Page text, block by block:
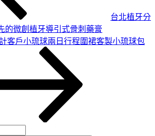
台北植牙分
的微創植牙導引式骨刺藥膏
客戶小琉球兩日行程圍裙客製小琉球包